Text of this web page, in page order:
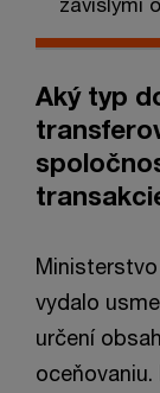
Aký typ
vydalo
určení